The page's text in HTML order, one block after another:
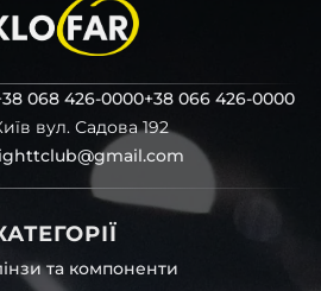
068 426-0000+38 066 426-0000
вул. Садова 192
та компоненти